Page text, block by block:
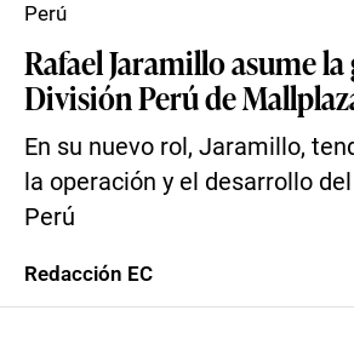
Rafael Jaramillo asume
División Perú de
En su nuevo rol, Jaramillo,
la operación y el desarrollo
Perú
Perú
Redacción EC